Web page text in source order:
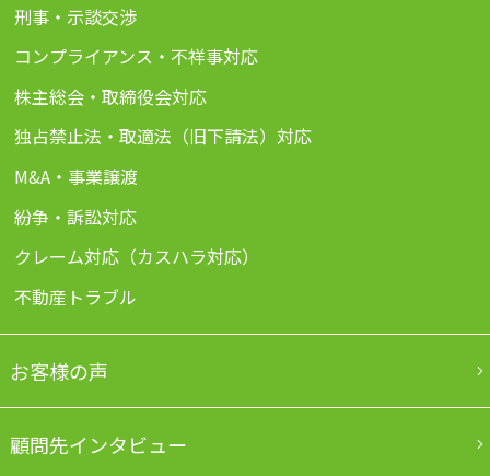
刑事・示談交渉
コンプライアンス・不祥事対応
株主総会・取締役会対応
独占禁止法・取適法（旧下請法）対応
M&A・事業譲渡
紛争・訴訟対応
クレーム対応（カスハラ対応）
不動産トラブル
お客様の声
顧問先インタビュー